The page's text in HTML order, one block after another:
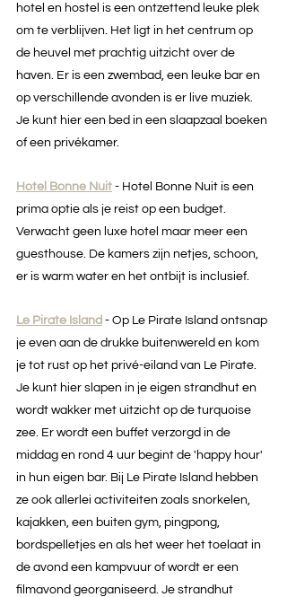
hotel en hostel is een ontzettend leuke plek
om te verblijven. Het ligt in het centrum op
de heuvel met prachtig uitzicht over de
haven. Er is een zwembad, een leuke bar en
op verschillende avonden is er live muziek.
Je kunt hier een bed in een slaapzaal boeken
of een privékamer.
Hotel Bonne Nuit - Hotel Bonne Nuit is een
prima optie als je reist op een budget.
Verwacht geen luxe hotel maar meer een
guesthouse. De kamers zijn netjes, schoon,
er is warm water en het ontbijt is inclusief.
Le Pirate Island - Op Le Pirate Island ontsnap
je even aan de drukke buitenwereld en kom
je tot rust op het privé-eiland van Le Pirate.
Je kunt hier slapen in je eigen strandhut en
wordt wakker met uitzicht op de turquoise
zee. Er wordt een buffet verzorgd in de
middag en rond 4 uur begint de 'happy hour'
in hun eigen bar. Bij Le Pirate Island hebben
ze ook allerlei activiteiten zoals snorkelen,
kajakken, een buiten gym, pingpong,
bordspelletjes en als het weer het toelaat in
de avond een kampvuur of wordt er een
filmavond georganiseerd. Je strandhut